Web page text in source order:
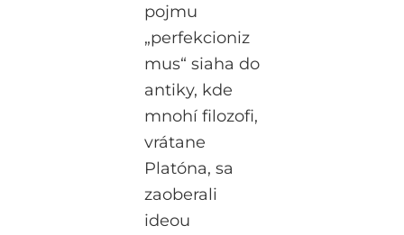
pojmu
„perfekcioniz
mus“ siaha do
antiky, kde
mnohí filozofi,
vrátane
Platóna, sa
zaoberali
ideou